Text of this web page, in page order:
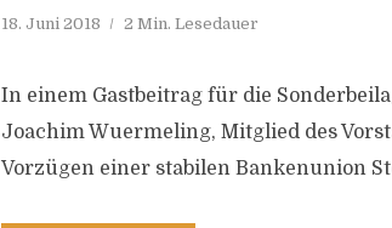
18. Juni 2018 2 Min. Lesedauer
In einem Gastbeitrag für die
Joachim Wuermeling, Mitglied des
Vorzügen einer stabilen Bankenunion